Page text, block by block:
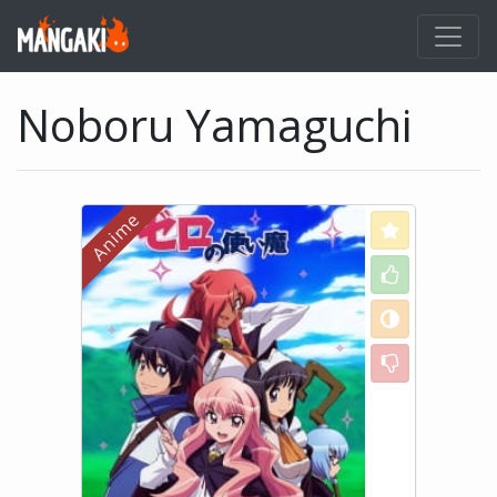
Noboru Yamaguchi
Love
Like
Neutral
Dislike